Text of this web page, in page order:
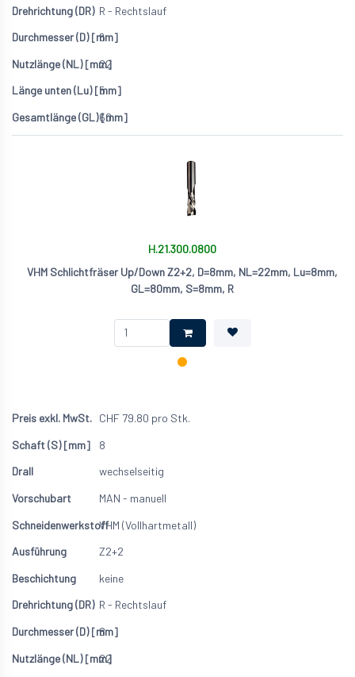
R - Rechtslauf
6
22
5
60
H.21.300.0800
VHM Schlichtfräser Up/Down Z2+2, D=8mm, NL=22mm, Lu=8mm,
GL=80mm, S=8mm, R
CHF 79.80 pro Stk.
8
wechselseitig
MAN - manuell
VHM (Vollhartmetall)
Z2+2
keine
R - Rechtslauf
8
22